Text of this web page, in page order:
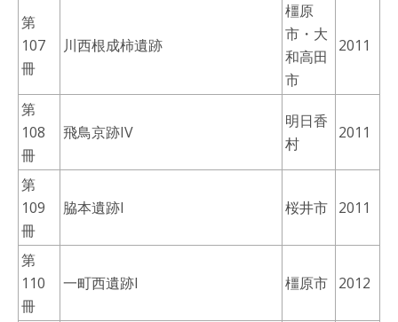
第
107
冊
川西根成柿遺跡
橿原
市・大
和高田
市
2011
第
108
冊
飛鳥京跡IV
明日香
村
2011
第
109
冊
脇本遺跡I 桜井市 2011
第
110
冊
一町西遺跡I 橿原市 2012